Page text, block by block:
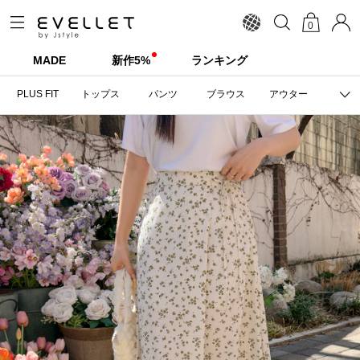
0
MADE 新作5% ランキング
PLUS FIT トップス パンツ ブラウス アウター